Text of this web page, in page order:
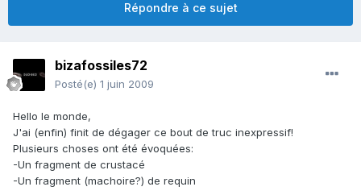
Répondre à ce sujet
bizafossiles72
Posté(e) 1 juin 2009
Hello le monde,
J'ai (enfin) finit de dégager ce bout de truc inexpressif!
Plusieurs choses ont été évoquées:
-Un fragment de crustacé
-Un fragment (machoire?) de requin